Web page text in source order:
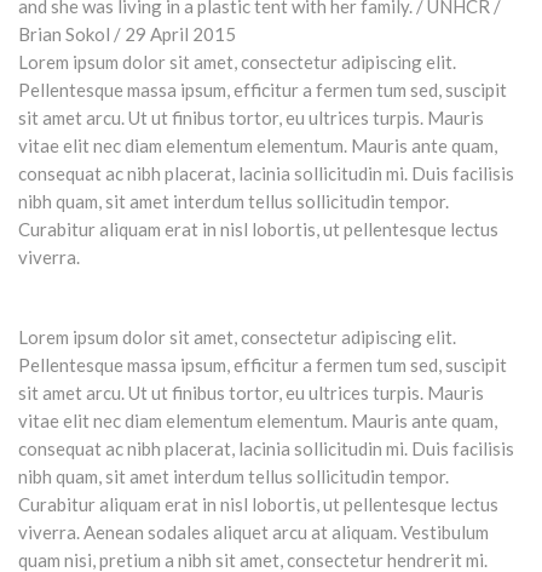
Lorem ipsum dolor sit amet, consectetur adipiscing elit.
Pellentesque massa ipsum, efficitur a fermen tum sed, suscipit
sit amet arcu. Ut ut finibus tortor, eu ultrices turpis. Mauris
vitae elit nec diam elementum elementum. Mauris ante quam,
consequat ac nibh placerat, lacinia sollicitudin mi. Duis facilisis
nibh quam, sit amet interdum tellus sollicitudin tempor.
Curabitur aliquam erat in nisl lobortis, ut pellentesque lectus
viverra.
Lorem ipsum dolor sit amet, consectetur adipiscing elit.
Pellentesque massa ipsum, efficitur a fermen tum sed, suscipit
sit amet arcu. Ut ut finibus tortor, eu ultrices turpis. Mauris
vitae elit nec diam elementum elementum. Mauris ante quam,
consequat ac nibh placerat, lacinia sollicitudin mi. Duis facilisis
nibh quam, sit amet interdum tellus sollicitudin tempor.
Curabitur aliquam erat in nisl lobortis, ut pellentesque lectus
viverra. Aenean sodales aliquet arcu at aliquam. Vestibulum
quam nisi, pretium a nibh sit amet, consectetur hendrerit mi.